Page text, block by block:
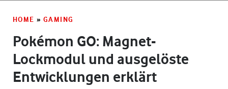
HOME » GAMING
Pokémon GO: Magnet-
Lockmodul und ausgelöste
Entwicklungen erklärt